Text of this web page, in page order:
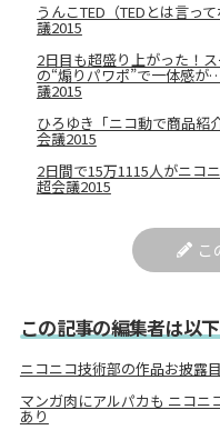
うんこTED（TEDとは言っ
議2015
2日目も超盛り上がった！
の“煽りパワポ”で一体感
議2015
ひろゆき「ニコ動で商品紹
会議2015
2日間で15万1115人がニコ
超会議2015
こ
この記事の編集者は以
ニコニコ技術部の作品お披露
マンガ肉にアルパカも ニコニ
あり